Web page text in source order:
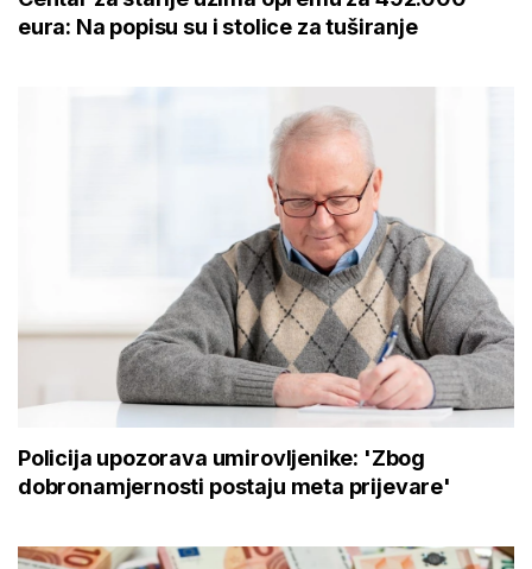
eura: Na popisu su i stolice za tuširanje
Policija upozorava umirovljenike: 'Zbog
dobronamjernosti postaju meta prijevare'